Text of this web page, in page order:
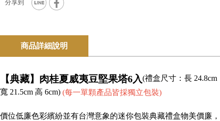
商品詳細說明
【典藏】肉桂夏威夷豆堅果塔6入(禮盒尺寸：長 24.8cm
寬 21.5cm 高 6cm) (每一單顆產品皆採獨立包裝)
價位低廉色彩繽紛並有台灣意象的迷你包裝典藏禮盒物美價廉，